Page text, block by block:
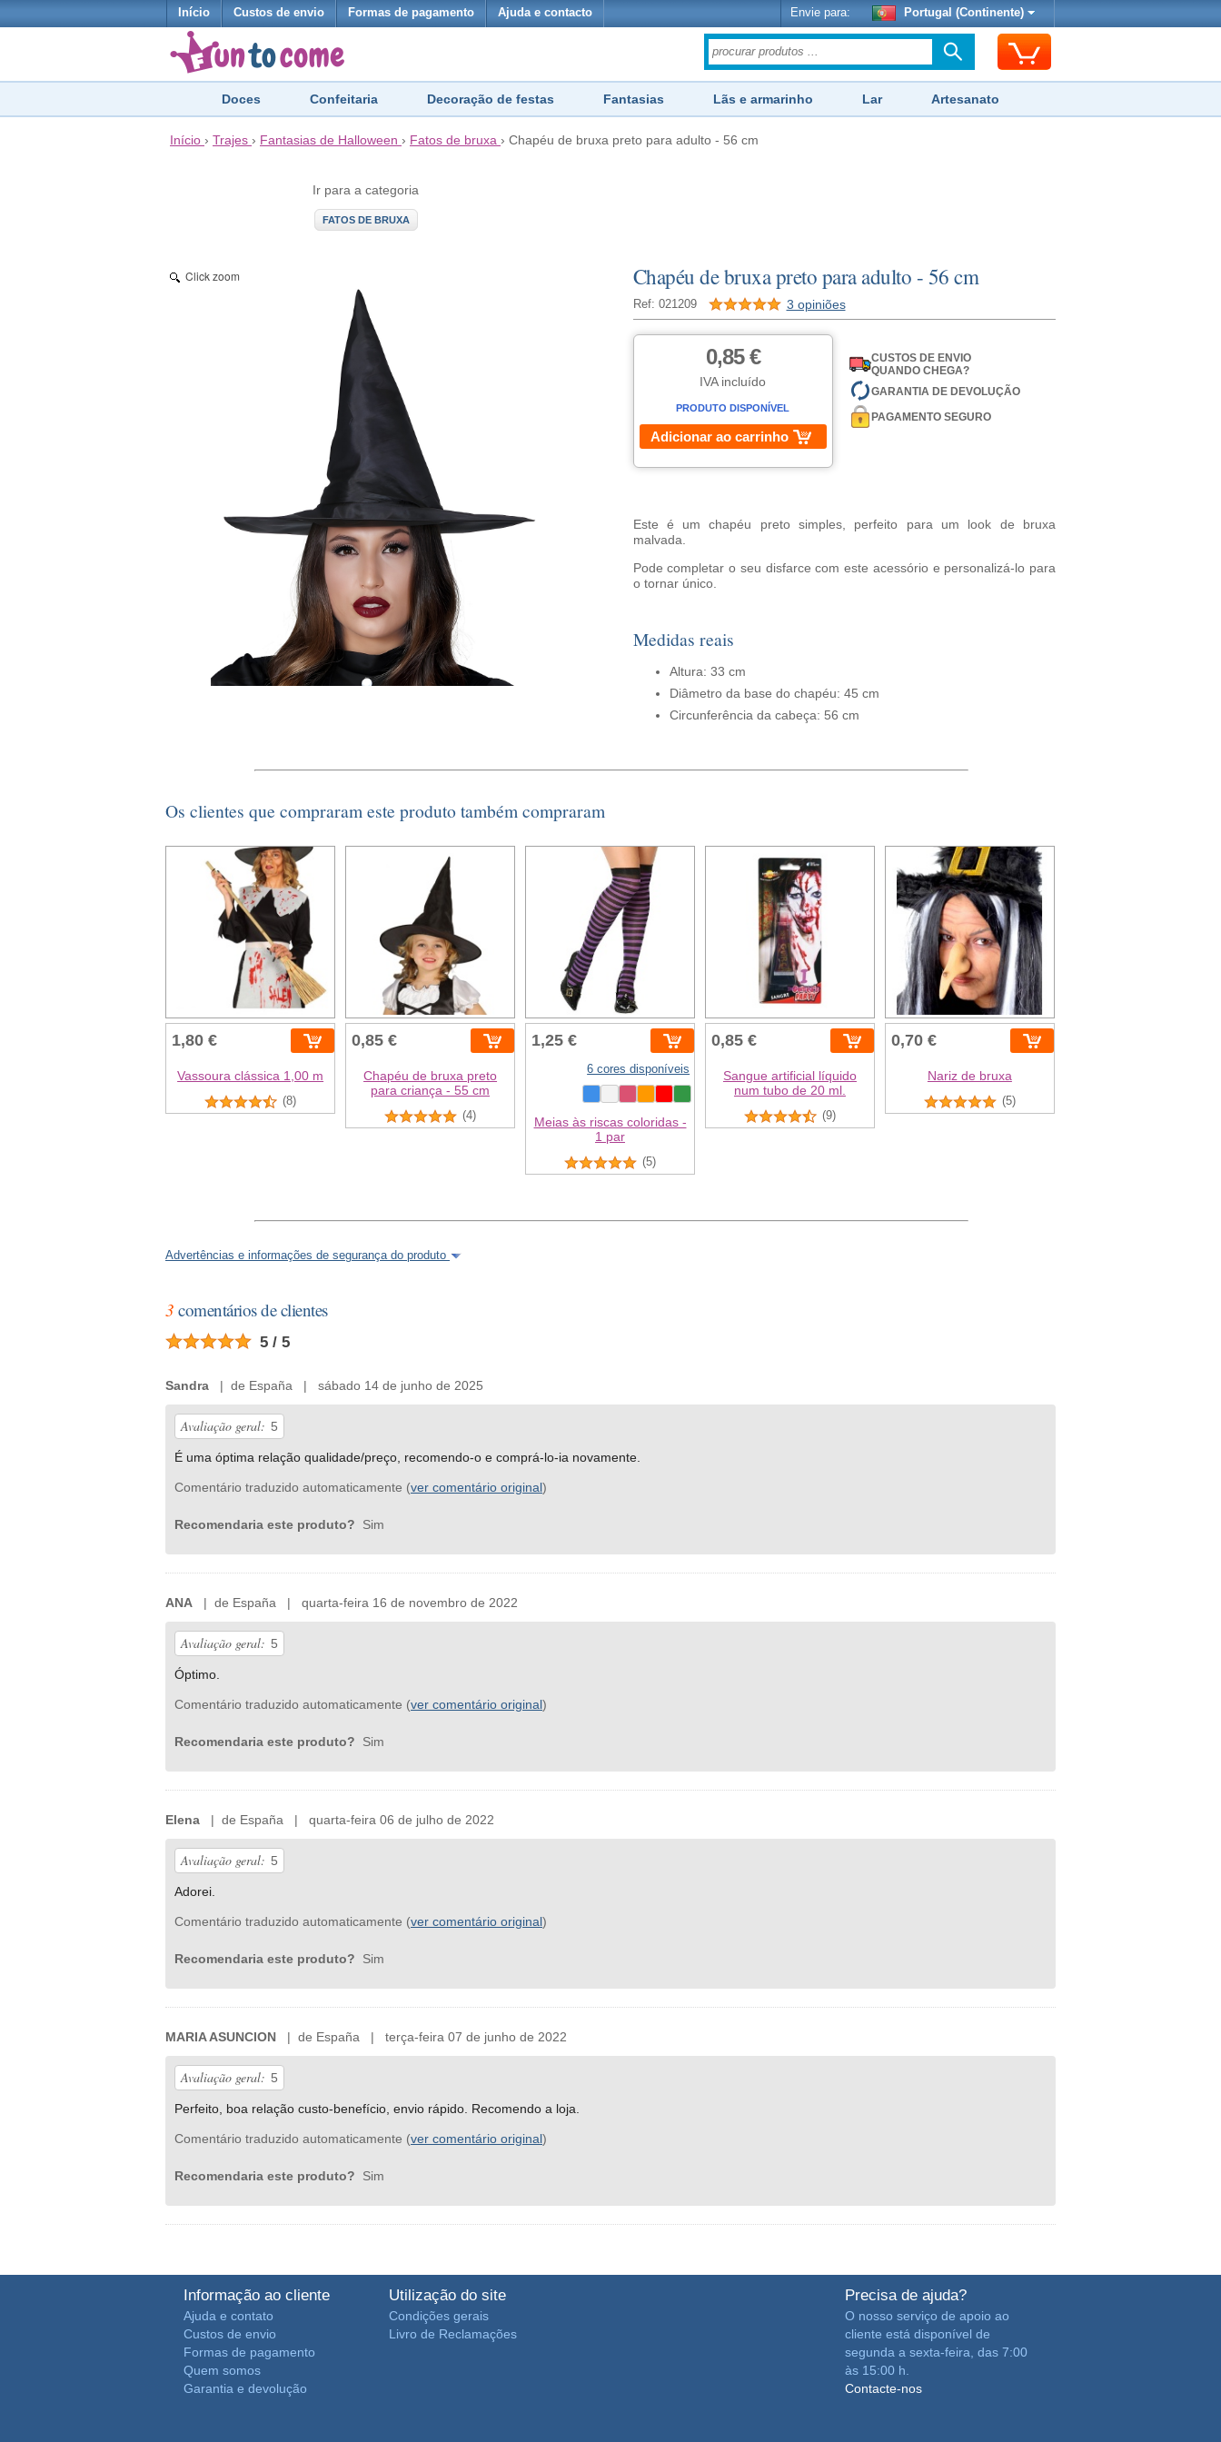
Início Custos de envio Formas de pagamento Ajuda e contacto Envie para: Portugal (Continente)
Doces Confeitaria Decoração de festas Fantasias Lãs e armarinho Lar Artesanato
Início › Trajes › Fantasias de Halloween › Fatos de bruxa › Chapéu de bruxa preto para adulto - 56 cm
Ir para a categoria
FATOS DE BRUXA
Chapéu de bruxa preto para adulto - 56 cm
Ref: 021209 3 opiniões
Click zoom
0,85 €
IVA incluído
PRODUTO DISPONÍVEL
Adicionar ao carrinho
CUSTOS DE ENVIO
QUANDO CHEGA?
GARANTIA DE DEVOLUÇÃO
PAGAMENTO SEGURO
Este é um chapéu preto simples, perfeito para um look de bruxa
malvada.
Pode completar o seu disfarce com este acessório e personalizá-lo para
o tornar único.
Medidas reais
Altura: 33 cm
Diâmetro da base do chapéu: 45 cm
Circunferência da cabeça: 56 cm
Os clientes que compraram este produto também compraram
1,80 €
Vassoura clássica 1,00 m
(8)
0,85 €
Chapéu de bruxa preto
para criança - 55 cm
(4)
1,25 €
6 cores disponíveis
Meias às riscas coloridas -
1 par
(5)
0,85 €
Sangue artificial líquido
num tubo de 20 ml.
(9)
0,70 €
Nariz de bruxa
(5)
Advertências e informações de segurança do produto
3 comentários de clientes
5 / 5
Sandra | de España | sábado 14 de junho de 2025
Avaliação geral: 5
É uma óptima relação qualidade/preço, recomendo-o e comprá-lo-ia novamente.
Comentário traduzido automaticamente (ver comentário original)
Recomendaria este produto? Sim
ANA | de España | quarta-feira 16 de novembro de 2022
Avaliação geral: 5
Óptimo.
Comentário traduzido automaticamente (ver comentário original)
Recomendaria este produto? Sim
Elena | de España | quarta-feira 06 de julho de 2022
Avaliação geral: 5
Adorei.
Comentário traduzido automaticamente (ver comentário original)
Recomendaria este produto? Sim
MARIA ASUNCION | de España | terça-feira 07 de junho de 2022
Avaliação geral: 5
Perfeito, boa relação custo-benefício, envio rápido. Recomendo a loja.
Comentário traduzido automaticamente (ver comentário original)
Recomendaria este produto? Sim
Informação ao cliente
Ajuda e contato
Custos de envio
Formas de pagamento
Quem somos
Garantia e devolução
Utilização do site
Condições gerais
Livro de Reclamações
Precisa de ajuda?
O nosso serviço de apoio ao
cliente está disponível de
segunda a sexta-feira, das 7:00
às 15:00 h.
Contacte-nos